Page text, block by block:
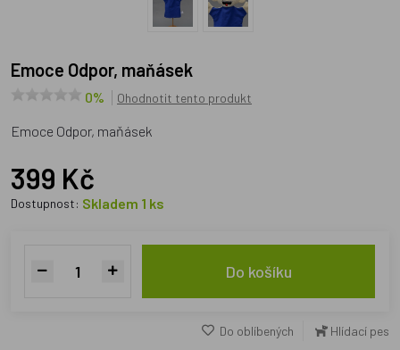
Emoce Odpor, maňásek
0% Ohodnotit tento produkt
Emoce Odpor, maňásek
399 Kč
Dostupnost: Skladem 1 ks
Do košíku
Do oblíbených Hlídací pes